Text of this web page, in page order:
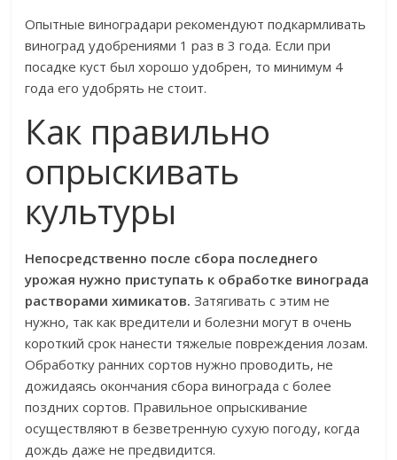
Опытные виноградари рекомендуют подкармливать
виноград удобрениями 1 раз в 3 года. Если при
посадке куст был хорошо удобрен, то минимум 4
года его удобрять не стоит.
Как правильно
опрыскивать
культуры
Непосредственно после сбора последнего
урожая нужно приступать к обработке винограда
растворами химикатов. Затягивать с этим не
нужно, так как вредители и болезни могут в очень
короткий срок нанести тяжелые повреждения лозам.
Обработку ранних сортов нужно проводить, не
дожидаясь окончания сбора винограда с более
поздних сортов. Правильное опрыскивание
осуществляют в безветренную сухую погоду, когда
дождь даже не предвидится.